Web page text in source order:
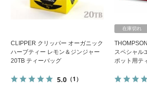
CLIPPER クリッパー オーガニック
ハーブティー レモン＆ジンジャー
20TB ティーバッグ
5.0（1）
在庫切れ
スペシャル
ポット用テ